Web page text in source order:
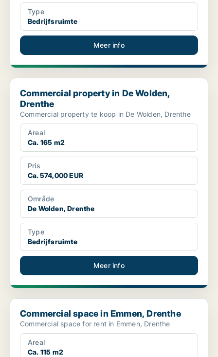
Type
Bedrijfsruimte
Meer info
Commercial property in De Wolden, Drenthe
Commercial property in De Wolden,
Drenthe
Commercial property te koop in De Wolden, Drenthe
Areal
Ca. 165 m2
Pris
Ca. 574,000 EUR
Område
De Wolden, Drenthe
Type
Bedrijfsruimte
Meer info
Commercial space in Emmen, Drenthe
Commercial space in Emmen, Drenthe
Commercial space for rent in Emmen, Drenthe
Areal
Ca. 115 m2